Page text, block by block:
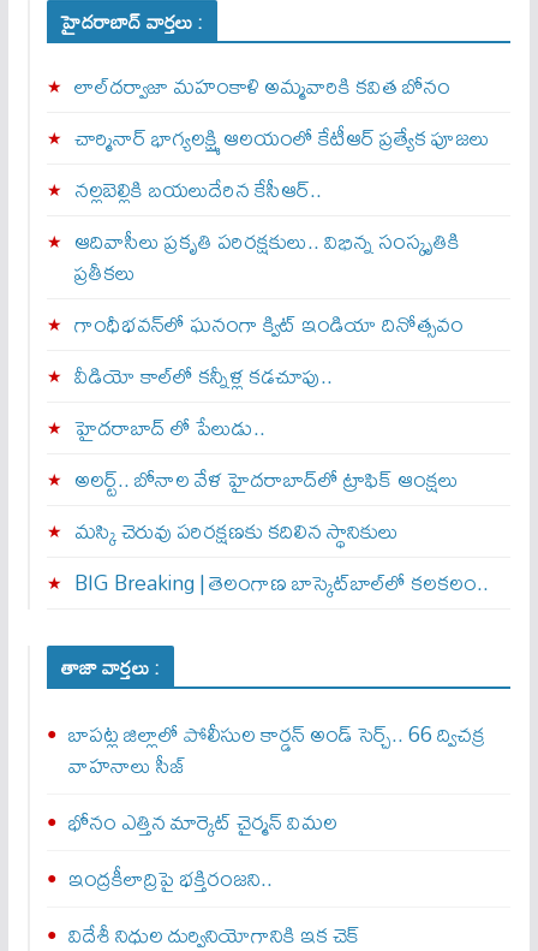
హైదరాబాద్ వార్తలు :
లాల్‌దర్వాజా మహంకాళి అమ్మవారికి కవిత బోనం
చార్మినార్‌ భాగ్యలక్ష్మి ఆలయంలో కేటీఆర్ ప్రత్యేక పూజలు
నల్లబెల్లికి బయలుదేరిన కేసీఆర్‌..
ఆదివాసీలు ప్రకృతి పరిరక్షకులు.. విభిన్న సంస్కృతికి
ప్రతీకలు
గాంధీభవన్‌లో ఘనంగా క్విట్‌ ఇండియా దినోత్సవం
వీడియో కాల్‌లో కన్నీళ్ల కడచూపు..
హైదరాబాద్ లో పేలుడు..
అలర్ట్‌.. బోనాల వేళ హైదరాబాద్‌లో ట్రాఫిక్‌ ఆంక్షలు
మస్కి చెరువు పరిరక్షణకు కదిలిన స్థానికులు
BIG Breaking | తెలంగాణ బాస్కెట్‌బాల్‌లో కలకలం..
తాజా వార్తలు :
బాపట్ల జిల్లాలో పోలీసుల కార్డన్‌ అండ్‌ సెర్చ్‌.. 66 ద్విచక్ర
వాహనాలు సీజ్‌
భోనం ఎత్తిన మార్కెట్ చైర్మన్ విమల
ఇంద్రకీలాద్రిపై భక్తిరంజని..
విదేశీ నిధుల దుర్వినియోగానికి ఇక చెక్‌